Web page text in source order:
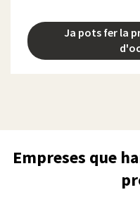
Ja pots fer la
Empreses que